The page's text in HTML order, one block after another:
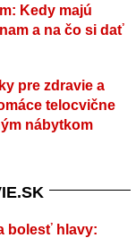
Kedy majú
a na čo si dať
pre zdravie a
telocvične
nábytkom
bolesť hlavy: